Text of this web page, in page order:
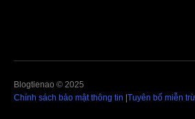
Blogtienao © 2025
Chính sách bảo mật thông tin |Tuyên bố miễn